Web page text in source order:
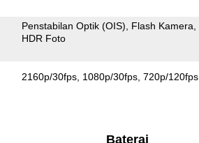
Penstabilan Optik (OIS)
Flash Kamera
HDR Foto
2160p/30fps 1080p/30fps 720p/120fps
Baterai